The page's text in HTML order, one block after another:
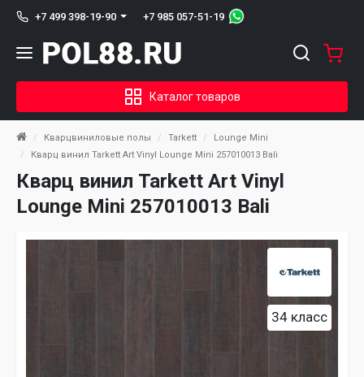
+7 499 398-19-90 +7 985 057-51-19
Каталог товаров
Кварцвиниловые полы Tarkett
Lounge Mini
Кварц винил Tarkett Art Vinyl Lounge Mini 257010013 Bali
Кварц винил Tarkett Art Vinyl
Lounge Mini 257010013 Bali
34 класс